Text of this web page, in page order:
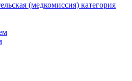
(медкомиссия) категория